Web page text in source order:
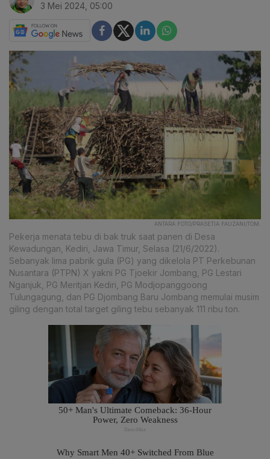
3 Mei 2024, 05:00
ANTARA FOTO/PRASETIA FAUZANI/TOM.
Pekerja menata tebu di bak truk saat panen di Desa
Kewadungan, Kediri, Jawa Timur, Selasa (21/6/2022).
Sebanyak lima pabrik gula (PG) yang dikelola PT Perkebunan
Nusantara (PTPN) X yakni PG Tjoekir Jombang, PG Lestari
Nganjuk, PG Meritjan Kediri, PG Modjopanggoong
Tulungagung, dan PG Djombang Baru Jombang memulai musim
giling dengan total target giling tebu sebanyak 111 ribu ton.